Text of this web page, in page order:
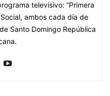
televisivo: “Primera
ambos cada día de
Santo Domingo República